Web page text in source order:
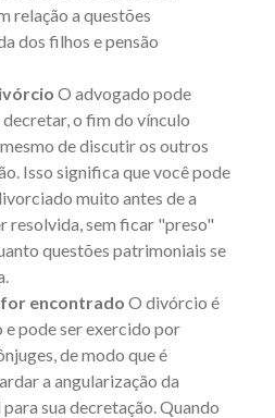
relação a questões
dos filhos epensão
O advogado pode
o fim do vínculo
de discutir os outros
Isso significa que você pode
muito antes de a
resolvida, sem ficar "preso"
questões patrimoniais se
for encontrado O divórcio é
pode ser exercido por
de modo que é
a angularização da
sua decretação. Quando